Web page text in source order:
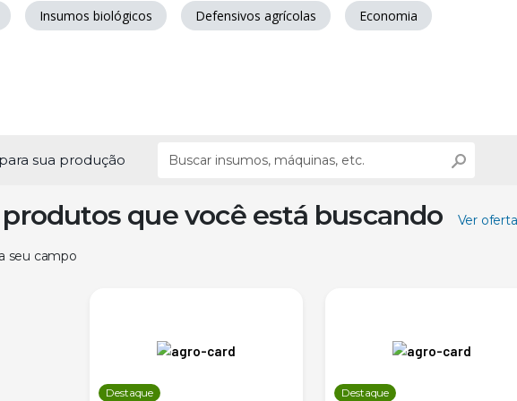
Insumos biológicos Defensivos agrícolas Economia
sua produção
que você está buscando Ver
seu campo
Destaque Destaque